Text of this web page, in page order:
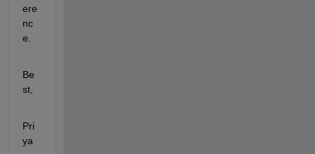
ere
nc
e.
Be
st,
Pri
ya